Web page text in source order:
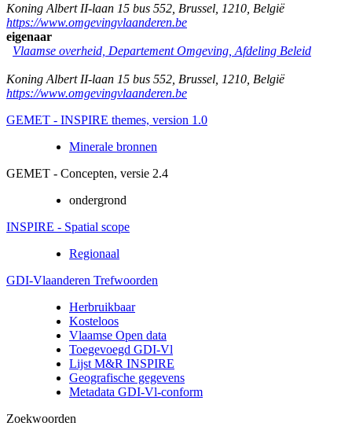
Koning Albert II-laan 15 bus 552 Brussel 1210 België
https://www.omgevingvlaanderen.be
eigenaar
Vlaamse overheid, Departement Omgeving, Afdeling Beleid
Koning Albert II-laan 15 bus 552 Brussel 1210 België
https://www.omgevingvlaanderen.be
GEMET - INSPIRE themes, version 1.0
Minerale bronnen
GEMET - Concepten, versie 2.4
ondergrond
INSPIRE - Spatial scope
Regionaal
GDI-Vlaanderen Trefwoorden
Herbruikbaar
Kosteloos
Vlaamse Open data
Toegevoegd GDI-Vl
Lijst M&R INSPIRE
Geografische gegevens
Metadata GDI-Vl-conform
Zoekwoorden